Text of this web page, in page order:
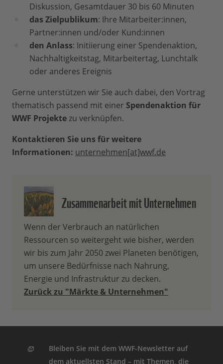
Diskussion, Gesamtdauer 30 bis 60 Minuten
das Zielpublikum: Ihre Mitarbeiter:innen,
Partner:innen und/oder Kund:innen
den Anlass: Initiierung einer Spendenaktion,
Nachhaltigkeitstag, Mitarbeitertag, Lunchtalk
oder anderes Ereignis
Gerne unterstützen wir Sie auch dabei, den Vortrag
thematisch passend mit einer Spendenaktion für
WWF Projektezu verknüpfen.
Kontaktieren Sie uns für weitere
Informationen: unternehmen[at]wwf.de
Zusammenarbeit mit Unternehmen
Wenn der Verbrauch an natürlichen
Ressourcen so weitergeht wie bisher, werden
wir bis zum Jahr 2050 zwei Planeten benötigen,
um unsere Bedürfnisse nach Nahrung,
Energie und Infrastruktur zu decken.
Zurück zu "Märkte & Unternehmen"
Bleiben Sie mit dem WWF-Newsletter auf
dem aktuellsten Stand – mit Themen, die